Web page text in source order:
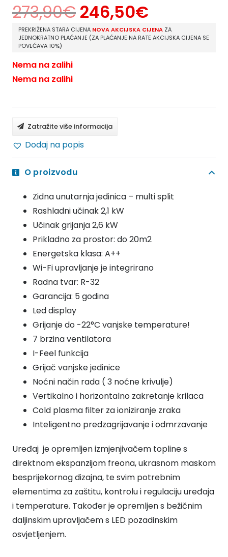
273,90€ 246,50€
PREKRIŽENA STARA CIJENA NOVA AKCIJSKA CIJENA ZA
JEDNOKRATNO PLAĆANJE (ZA PLAĆANJE NA RATE AKCIJSKA CIJENA SE
POVEĆAVA 10%)
Nema na zalihi
Nema na zalihi
Zatražite više informacija
Dodaj na popis
O proizvodu
Zidna unutarnja jedinica – multi split
Rashladni učinak 2,1 kW
Učinak grijanja 2,6 kW
Prikladno za prostor: do 20m2
Energetska klasa: A++
Wi-Fi upravljanje je integrirano
Radna tvar: R-32
Garancija: 5 godina
Led display
Grijanje do -22°C vanjske temperature!
7 brzina ventilatora
I-Feel funkcija
Grijač vanjske jedinice
Noćni način rada ( 3 noćne krivulje)
Vertikalno i horizontalno zakretanje krilaca
Cold plasma filter za ioniziranje zraka
Inteligentno predzagrijavanje i odmrzavanje
Uređaj je opremljen izmjenjivačem topline s
direktnom ekspanzijom freona, ukrasnom maskom
besprijekornog dizajna, te svim potrebnim
elementima za zaštitu, kontrolu i regulaciju uređaja
i temperature. Također je opremljen s bežičnim
daljinskim upravljačem s LED pozadinskim
osvjetljenjem.